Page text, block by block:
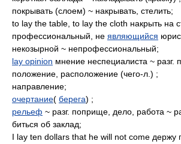
покрывать (слоем) ~ накрывать, стелить;
to lay the table, to lay the cloth накрыть на
профессиональный, не являющийся
некозырной ~ непрофессиональный;
lay opinion мнение неспециалиста ~ разг.
положение, расположение (чего-л.) ;
направление;
очертание( берега) ;
рельеф ~ разг. поприще, дело, работа ~
биться об заклад;
I lay ten dollars that he will not come держу